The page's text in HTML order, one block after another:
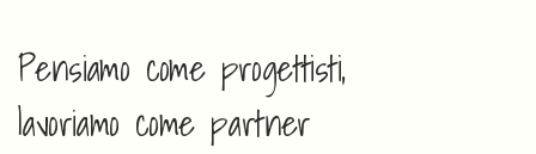
Pensiamo come progettisti,
lavoriamo come partner